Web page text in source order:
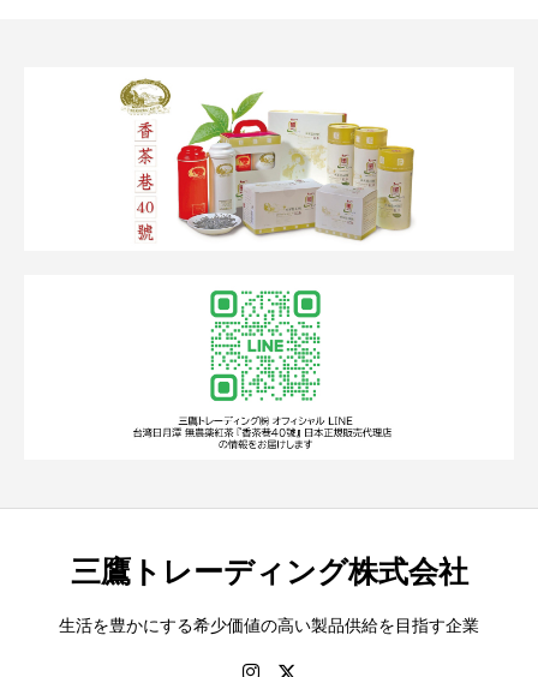
三鷹トレーディング株式会社
生活を豊かにする希少価値の高い製品供給を目指す企業